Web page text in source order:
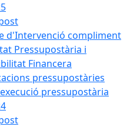
d'Intervenció compliment
Pressupostària i
Financera
pressupostàries
pressupostària